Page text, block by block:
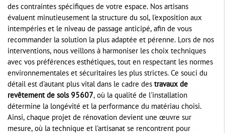
des contraintes spécifiques de votre espace. Nos artisans
évaluent minutieusement la structure du sol, l'exposition aux
intempéries et le niveau de passage anticipé, afin de vous
recommander la solution la plus adaptée et pérenne. Lors de nos
interventions, nous veillons à harmoniser les choix techniques
avec vos préférences esthétiques, tout en respectant les normes
environnementales et sécuritaires les plus strictes. Ce souci du
détail est d'autant plus vital dans le cadre des travaux de
revêtement de sols 95607, où la qualité de l'installation
détermine la longévité et la performance du matériau choisi.
Ainsi, chaque projet de rénovation devient une œuvre sur
mesure, où la technique et l'artisanat se rencontrent pour